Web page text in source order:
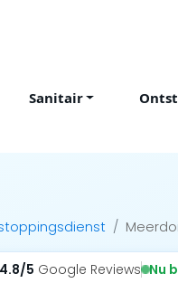
Sanitair
4.8/5 Google Reviews Nu